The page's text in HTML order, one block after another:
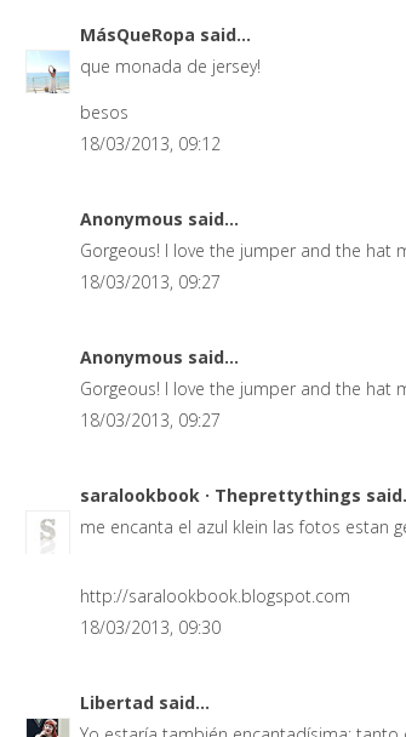
MásQueRopa said...
que monada de jersey!
besos
18/03/2013, 09:12
Anonymous said...
Gorgeous! I love the jumper and the hat
18/03/2013, 09:27
Anonymous said...
Gorgeous! I love the jumper and the hat
18/03/2013, 09:27
saralookbook · Theprettythings
me encanta el azul klein las fotos estan
http://saralookbook.blogspot.com
18/03/2013, 09:30
Libertad said...